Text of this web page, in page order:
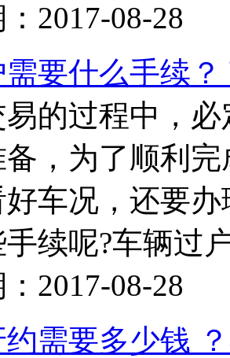
2017-08-28
要什么手续
过程中，必
备，为了顺利
好车况，还要
续呢?车辆过
2017-08-28
需要多少钱